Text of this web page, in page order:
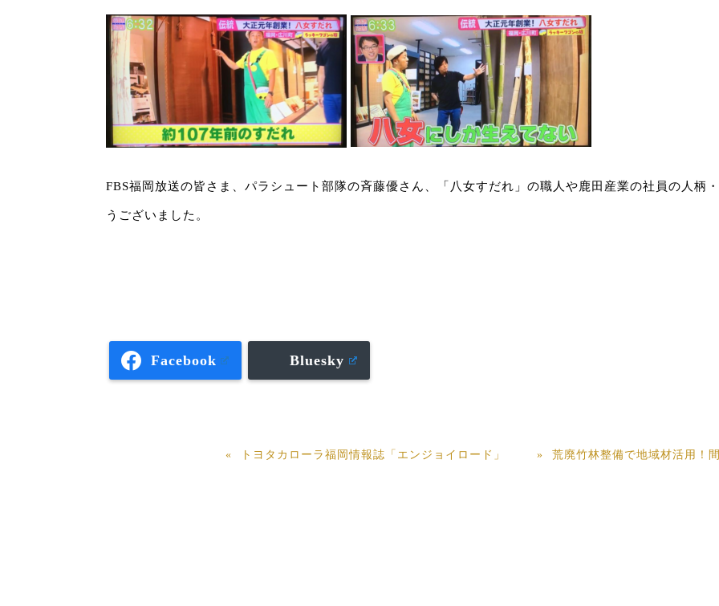
FBS福岡放送の皆さま、パラシュート部隊の斉藤優さん、「八女すだれ」の職人や鹿田産業の社員の人柄
うございました。
Facebook Bluesky
トヨタカローラ福岡情報誌「エンジョイロード」 荒廃竹林整備で地域材活用！